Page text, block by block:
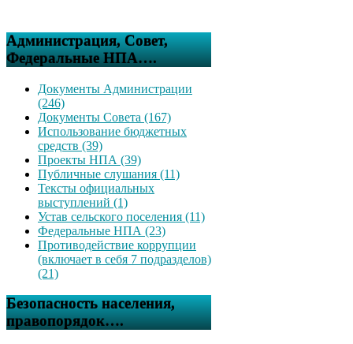
Администрация, Совет,
Федеральные НПА….
Документы Администрации
(246)
Документы Совета (167)
Использование бюджетных
средств (39)
Проекты НПА (39)
Публичные слушания (11)
Тексты официальных
выступлений (1)
Устав сельского поселения (11)
Федеральные НПА (23)
Противодействие коррупции
(включает в себя 7 подразделов)
(21)
Безопасность населения,
правопорядок….